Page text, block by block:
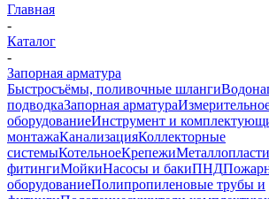
Главная
-
Каталог
-
Запорная арматура
Быстросъёмы, поливочные шланги
подводкаЗапорная арматура
оборудованиеИнструмент и
монтажаКанализацияКоллекторные
системыКотельноеКрепежи
фитингиМойкиНасосы и бакиПНД
оборудованиеПолипропиленовые трубы и